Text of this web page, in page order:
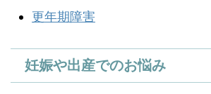
更年期障害
妊娠や出産でのお悩み